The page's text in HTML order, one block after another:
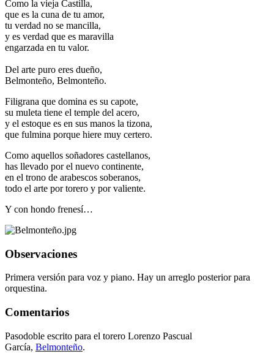
Como la vieja Castilla,
que es la cuna de tu amor,
tu verdad no se mancilla,
y es verdad que es maravilla
engarzada en tu valor.
Del arte puro eres dueño,
Belmonteño, Belmonteño.
Filigrana que domina es su capote,
su muleta tiene el temple del acero,
y el estoque es en sus manos la tizona,
que fulmina porque hiere muy certero.
Como aquellos soñadores castellanos,
has llevado por el nuevo continente,
en el trono de arabescos soberanos,
todo el arte por torero y por valiente.
Y con hondo frenesí…
Observaciones
Primera versión para voz y piano. Hay un arreglo posterior para
orquestina.
Comentarios
Pasodoble escrito para el torero Lorenzo Pascual
García, Belmonteño.